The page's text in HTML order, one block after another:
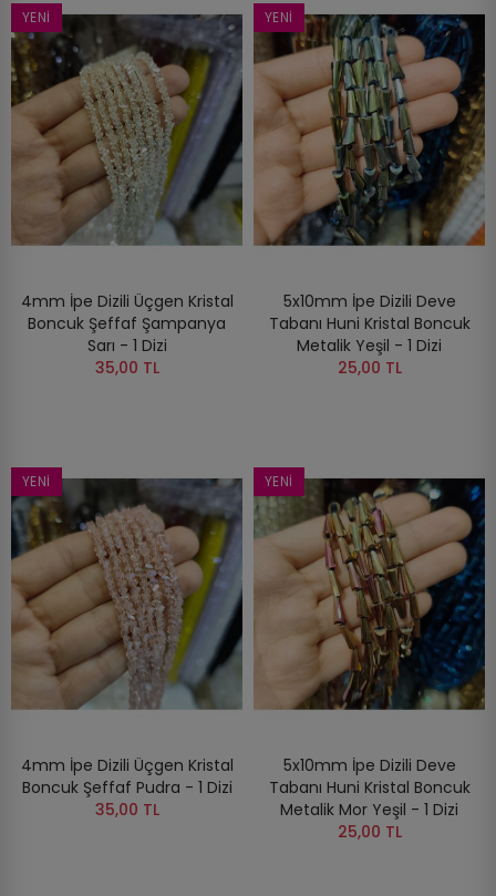
YENI
4mm İpe Dizili Üçgen Kristal
Boncuk Şeffaf Şampanya
Sarı - 1 Dizi
35,00 TL
YENI
5x10mm İpe Dizili Deve
Tabanı Huni Kristal Boncuk
Metalik Yeşil - 1 Dizi
25,00 TL
YENI
4mm İpe Dizili Üçgen Kristal
Boncuk Şeffaf Pudra - 1 Dizi
35,00 TL
YENI
5x10mm İpe Dizili Deve
Tabanı Huni Kristal Boncuk
Metalik Mor Yeşil - 1 Dizi
25,00 TL